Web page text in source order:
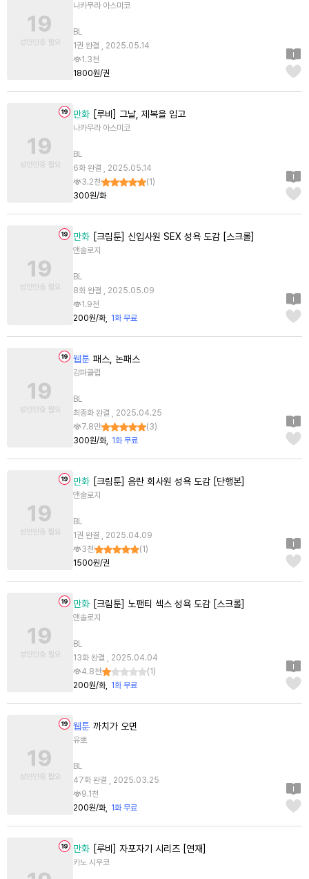
나카무라 아스미코
BL
1권 완결 , 2025.05.14
1.3천
1800원/권
만화 [루비] 그날, 제복을 입고
나카무라 아스미코
BL
6화 완결 , 2025.05.14
3.2천
(1 )
300원/화
만화 [크림툰] 신입사원 SEX 성욕 도감 [스크롤]
앤솔로지
BL
8화 완결 , 2025.05.09
1.9천
200원/화
1화 무료
웹툰 패스, 논패스
강파클럽
BL
최종화 완결 , 2025.04.25
7.8만
(3)
300원/화
1화 무료
만화 [크림툰] 음란 회사원 성욕 도감 [단행본]
앤솔로지
BL
1권 완결 , 2025.04.09
3천
(1 )
1500원/권
만화 [크림툰] 노팬티 섹스 성욕 도감 [스크롤]
앤솔로지
BL
13화 완결 , 2025.04.04
4.8천
(1 )
200원/화
1화 무료
웹툰 까치가 오면
유뽀
BL
47화 완결 , 2025.03.25
9.1천
200원/화
1화 무료
만화 [루비] 자포자기 시리즈 [연재]
카노 시우코